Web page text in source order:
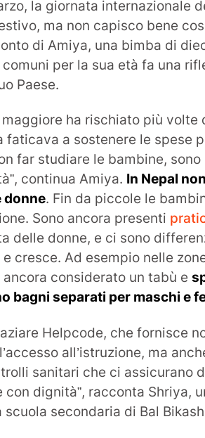
la giornata internazionale
ma non capisco bene
di Amiya, una bimba di
per la sua età fa una
Paese.
maggiore ha rischiato più
faticava a sostenere le spese
far studiare le bambine,
continua Amiya. In Nepal
donne. Fin da piccole le
Sono ancora presenti
delle donne, e ci sono
cresce. Ad esempio nelle
ancora considerato un tabù e
bagni separati per maschi e
Helpcode, che fornisce
all’istruzione, ma
sanitari che ci assicurano
con dignità”, racconta Shriya,
secondaria di Bal